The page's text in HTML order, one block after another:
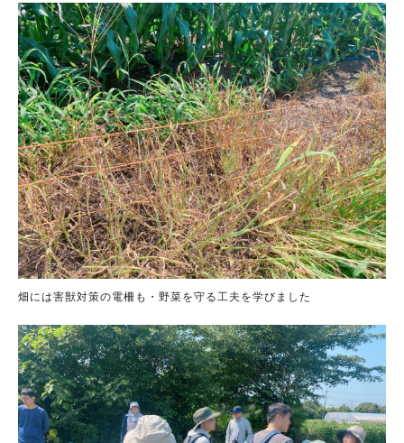
畑には害獣対策の電柵も・野菜を守る工夫を学びました